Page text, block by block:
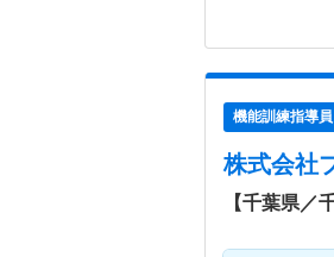
機能訓練指導員
株式会社
【千葉県／